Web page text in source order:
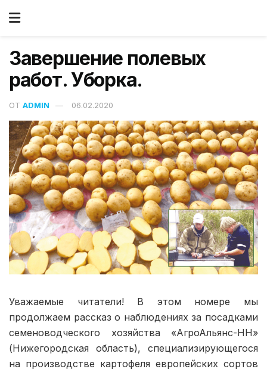
Завершение полевых
работ. Уборка.
ОТ ADMIN 06.02.2020
Уважаемые читатели! В этом номере мы
продолжаем рассказ о наблюдениях за посадками
семеноводческого хозяйства «АгроАльянс-НН»
(Нижегородская область), специализирующегося
на производстве картофеля европейских сортов